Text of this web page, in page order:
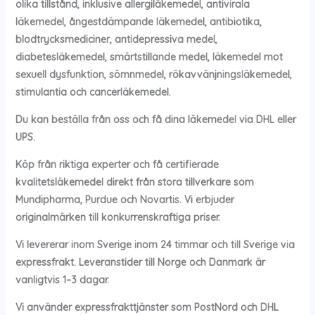
olika tillstånd, inklusive allergiläkemedel, antivirala
läkemedel, ångestdämpande läkemedel, antibiotika,
blodtrycksmediciner, antidepressiva medel,
diabetesläkemedel, smärtstillande medel, läkemedel mot
sexuell dysfunktion, sömnmedel, rökavvänjningsläkemedel,
stimulantia och cancerläkemedel.
Du kan beställa från oss och få dina läkemedel via DHL eller
UPS.
Köp från riktiga experter och få certifierade
kvalitetsläkemedel direkt från stora tillverkare som
Mundipharma, Purdue och Novartis. Vi erbjuder
originalmärken till konkurrenskraftiga priser.
Vi levererar inom Sverige inom 24 timmar och till Sverige via
expressfrakt. Leveranstider till Norge och Danmark är
vanligtvis 1–3 dagar.
Vi använder expressfrakttjänster som PostNord och DHL